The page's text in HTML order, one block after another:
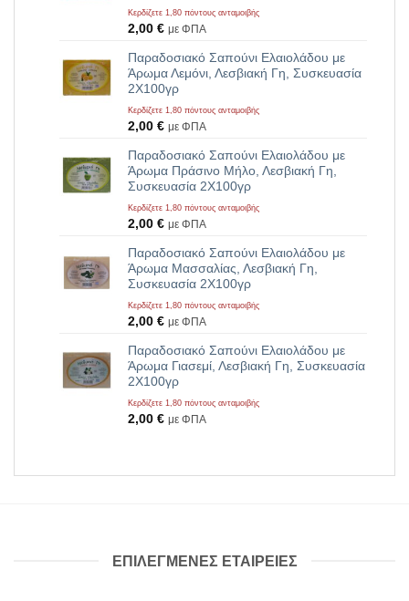
Κερδίζετε 1,80 πόντους ανταμοιβής
2,00 € με ΦΠΑ
Παραδοσιακό Σαπούνι Ελαιολάδου με
Άρωμα Λεμόνι, Λεσβιακή Γη, Συσκευασία
2Χ100γρ
Κερδίζετε 1,80 πόντους ανταμοιβής
2,00 € με ΦΠΑ
Παραδοσιακό Σαπούνι Ελαιολάδου με
Άρωμα Πράσινο Μήλο, Λεσβιακή Γη,
Συσκευασία 2Χ100γρ
Κερδίζετε 1,80 πόντους ανταμοιβής
2,00 € με ΦΠΑ
Παραδοσιακό Σαπούνι Ελαιολάδου με
Άρωμα Μασσαλίας, Λεσβιακή Γη,
Συσκευασία 2Χ100γρ
Κερδίζετε 1,80 πόντους ανταμοιβής
2,00 € με ΦΠΑ
Παραδοσιακό Σαπούνι Ελαιολάδου με
Άρωμα Γιασεμί, Λεσβιακή Γη, Συσκευασία
2Χ100γρ
Κερδίζετε 1,80 πόντους ανταμοιβής
2,00 € με ΦΠΑ
ΕΠΙΛΕΓΜΕΝΕΣ ΕΤΑΙΡΕΙΕΣ